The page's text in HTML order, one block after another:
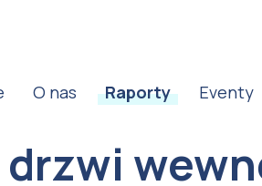
O nas Raporty Eventy